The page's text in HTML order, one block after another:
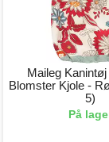
Maileg
Blomster Kjole -
5)
På